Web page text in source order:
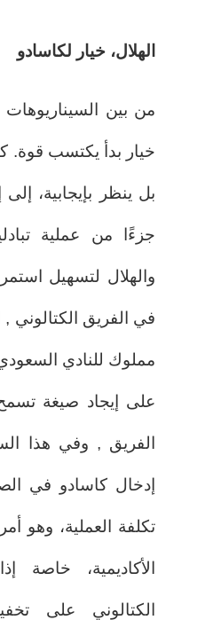
الهلال، خيار لكاسادو
من بين
خيار بدأ يكتسب قوة.
بل ينظر بإيجابية،
جزءًا من عملية
والهلال لتسهيل
في الفريق الكتالوني ,
مملوك للنادي
على إيجاد صيغة
الفريق , وفي هذا
إدخال كاسادو في
تكلفة العملية، وهو
الأكاديمية، خاصة
الكتالوني على